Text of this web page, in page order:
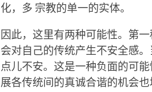
化，多 宗教的单一的实体。
因此，这里有两种可能性。第
会对自己的传统产生不安全感
点儿不安。这是一种负面的可
展各传统间的真诚合谐的机会